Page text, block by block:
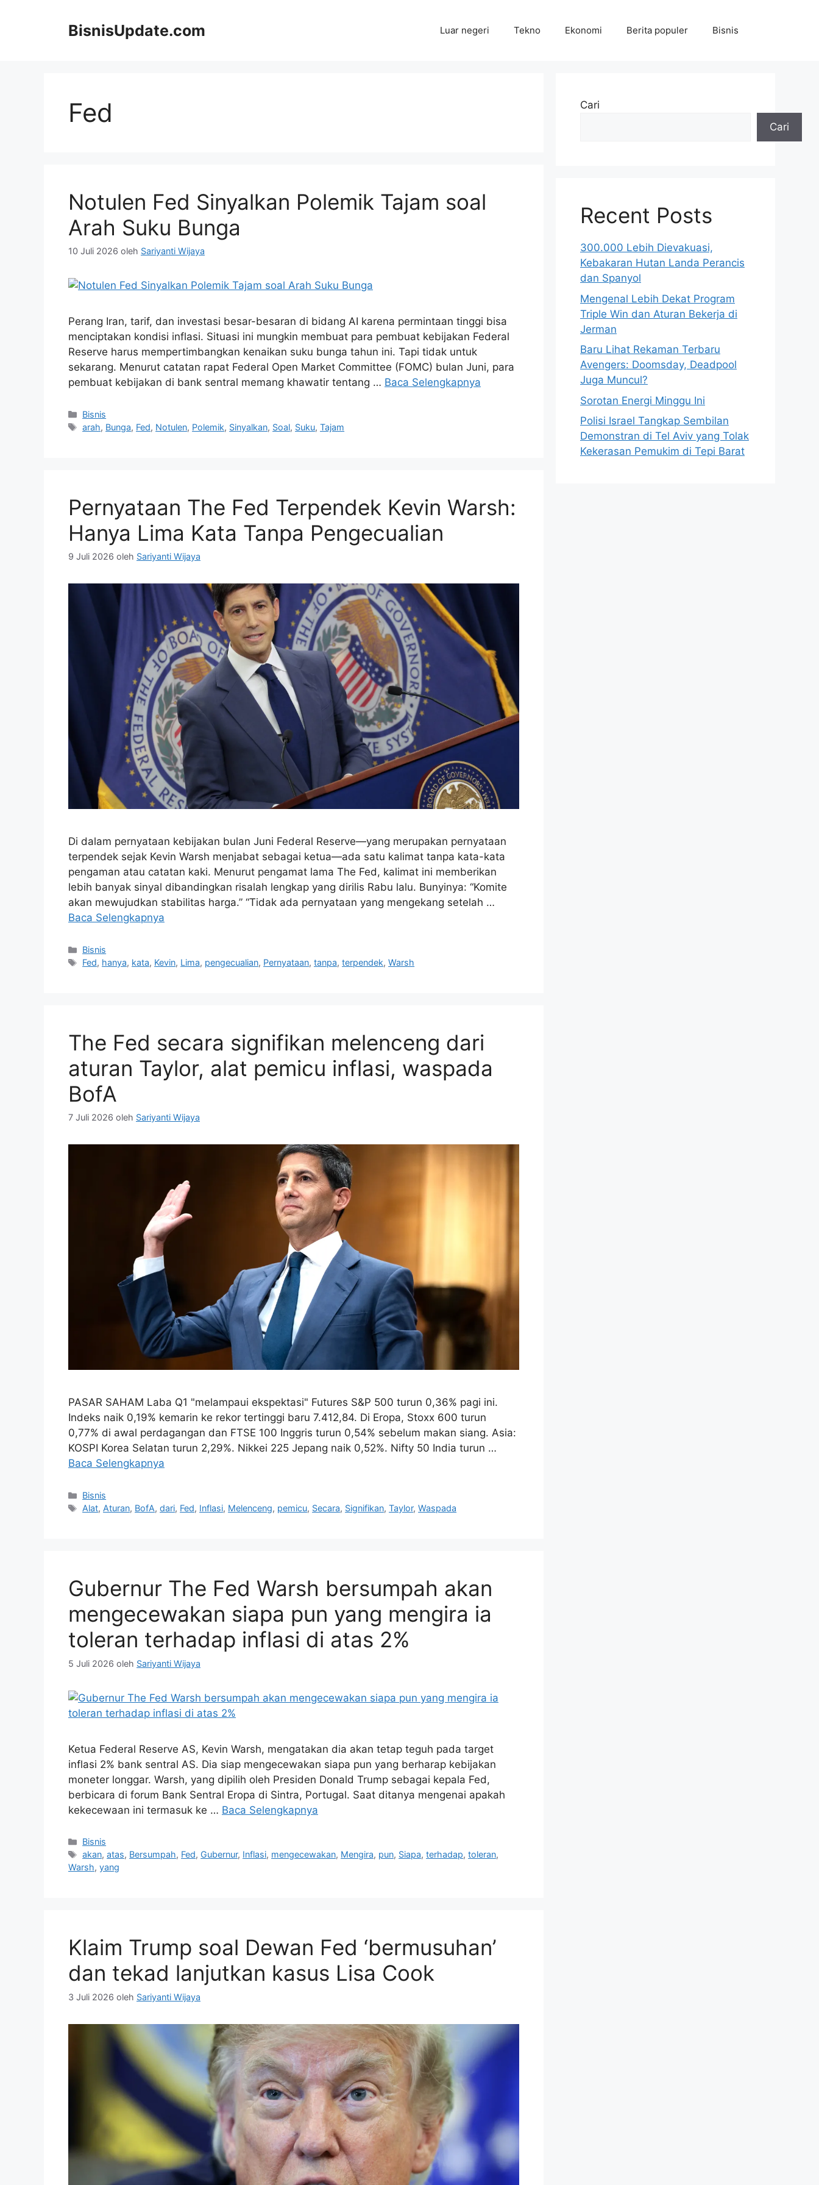
BisnisUpdate.com Luar negeri Tekno Ekonomi Berita populer Bisnis
Fed
Notulen Fed Sinyalkan Polemik Tajam soal
Arah Suku Bunga
10 Juli 2026 oleh Sariyanti Wijaya
Perang Iran, tarif, dan investasi besar-besaran di bidang AI karena permintaan tinggi bisa
menciptakan kondisi inflasi. Situasi ini mungkin membuat para pembuat kebijakan Federal
Reserve harus mempertimbangkan kenaikan suku bunga tahun ini. Tapi tidak untuk
sekarang. Menurut catatan rapat Federal Open Market Committee (FOMC) bulan Juni, para
pembuat kebijakan di bank sentral memang khawatir tentang … Baca Selengkapnya
Kategori
Bisnis
Tag
arah, Bunga, Fed, Notulen, Polemik, Sinyalkan, Soal, Suku,Tajam
Pernyataan The Fed Terpendek Kevin Warsh:
Hanya Lima Kata Tanpa Pengecualian
9 Juli 2026 oleh Sariyanti Wijaya
Di dalam pernyataan kebijakan bulan Juni Federal Reserve—yang merupakan pernyataan
terpendek sejak Kevin Warsh menjabat sebagai ketua—ada satu kalimat tanpa kata-kata
pengaman atau catatan kaki. Menurut pengamat lama The Fed, kalimat ini memberikan
lebih banyak sinyal dibandingkan risalah lengkap yang dirilis Rabu lalu. Bunyinya: “Komite
akan mewujudkan stabilitas harga.” “Tidak ada pernyataan yang mengekang setelah …
Baca Selengkapnya
Kategori
Bisnis
Tag
Fed, hanya, kata, Kevin, Lima, pengecualian, Pernyataan,tanpa,terpendek,Warsh
The Fed secara signifikan melenceng dari
aturan Taylor, alat pemicu inflasi, waspada
BofA
7 Juli 2026 oleh Sariyanti Wijaya
PASAR SAHAM Laba Q1 "melampaui ekspektasi" Futures S&P 500 turun 0,36% pagi ini.
Indeks naik 0,19% kemarin ke rekor tertinggi baru 7.412,84. Di Eropa, Stoxx 600 turun
0,77% di awal perdagangan dan FTSE 100 Inggris turun 0,54% sebelum makan siang. Asia:
KOSPI Korea Selatan turun 2,29%. Nikkei 225 Jepang naik 0,52%. Nifty 50 India turun …
Baca Selengkapnya
Kategori
Bisnis
Tag
Alat, Aturan, BofA,dari, Fed, Inflasi, Melenceng, pemicu, Secara, Signifikan,Taylor,Waspada
Gubernur The Fed Warsh bersumpah akan
mengecewakan siapa pun yang mengira ia
toleran terhadap inflasi di atas 2%
5 Juli 2026 oleh Sariyanti Wijaya
Ketua Federal Reserve AS, Kevin Warsh, mengatakan dia akan tetap teguh pada target
inflasi 2% bank sentral AS. Dia siap mengecewakan siapa pun yang berharap kebijakan
moneter longgar. Warsh, yang dipilih oleh Presiden Donald Trump sebagai kepala Fed,
berbicara di forum Bank Sentral Eropa di Sintra, Portugal. Saat ditanya mengenai apakah
kekecewaan ini termasuk ke … Baca Selengkapnya
Kategori
Bisnis
Tag
akan,atas, Bersumpah, Fed, Gubernur, Inflasi, mengecewakan, Mengira, pun, Siapa,terhadap,toleran,
Warsh, yang
Klaim Trump soal Dewan Fed ‘bermusuhan’
dan tekad lanjutkan kasus Lisa Cook
3 Juli 2026 oleh Sariyanti Wijaya
Cari
Cari
Recent Posts
300.000 Lebih Dievakuasi,
Kebakaran Hutan Landa Perancis
dan Spanyol
Mengenal Lebih Dekat Program
Triple Win dan Aturan Bekerja di
Jerman
Baru Lihat Rekaman Terbaru
Avengers: Doomsday, Deadpool
Juga Muncul?
Sorotan Energi Minggu Ini
Polisi Israel Tangkap Sembilan
Demonstran di Tel Aviv yang Tolak
Kekerasan Pemukim di Tepi Barat